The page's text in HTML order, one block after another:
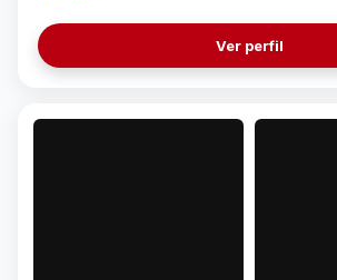
me gusta hacer video para aplicaciones
reseñas sobre productos.
Ver perfil